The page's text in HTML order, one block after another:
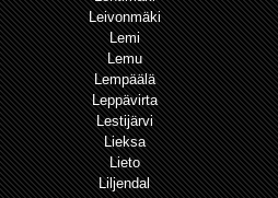
Leivonmäki
Lemi
Lemu
Lempäälä
Leppävirta
Lestijärvi
Lieksa
Lieto
Liljendal